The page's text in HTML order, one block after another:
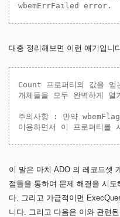
대충 정리해보면 이런 얘기입니
Count 프로퍼티의 값을
개체들을 모두 완벽하게
주의사항 : 만약
이 말은 마치 ADO 의 레코드셋
점들을 통하여 문제 해결을 시
다. 그리고 가급적이면
니다. 그리고 다음은 이와 관련